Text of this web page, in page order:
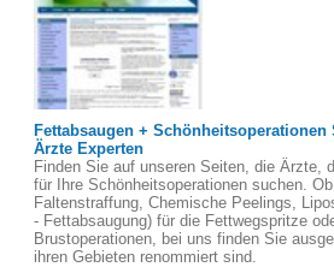
Fettabsaugen +
Ärzte Experten
Finden Sie auf unseren Seiten, die Ärzte,
für Ihre Schönheitsoperationen suchen.
Faltenstraffung, Chemische Peelings,
- Fettabsaugung) für die Fettwegspritze
Brustoperationen, bei uns finden Sie
ihren Gebieten renommiert sind.